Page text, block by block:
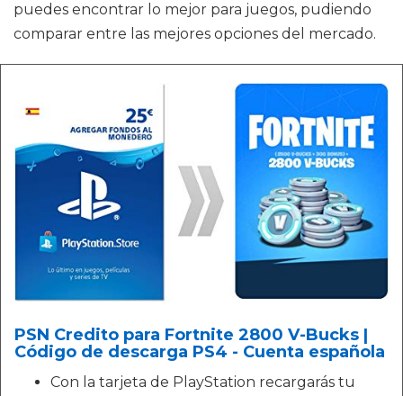
puedes encontrar lo mejor para juegos, pudiendo
comparar entre las mejores opciones del mercado.
PSN Credito para Fortnite 2800 V-Bucks |
Código de descarga PS4 - Cuenta española
Con la tarjeta de PlayStation recargarás tu